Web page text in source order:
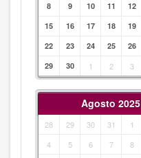
8
9 10 11 12
15
16 17 18 19
22
23 24 25 26
29
30 1 2 3
Agosto 2025
28 29 30 31 1
4
5 6 7 8